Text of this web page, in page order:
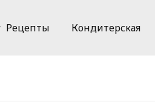
Рецепты Кондитерская